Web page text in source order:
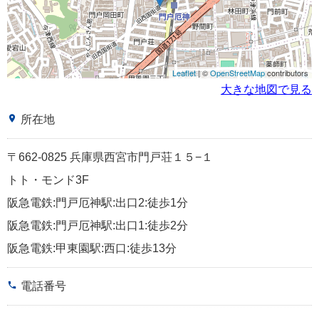
Leaflet| ©OpenStreetMapcontributors
大きな地図で見る
place 所在地
〒662-0825 兵庫県西宮市門戸荘１５−１
トト・モンド3F
阪急電鉄:門戸厄神駅:出口2:徒歩1分
阪急電鉄:門戸厄神駅:出口1:徒歩2分
阪急電鉄:甲東園駅:西口:徒歩13分
phone 電話番号